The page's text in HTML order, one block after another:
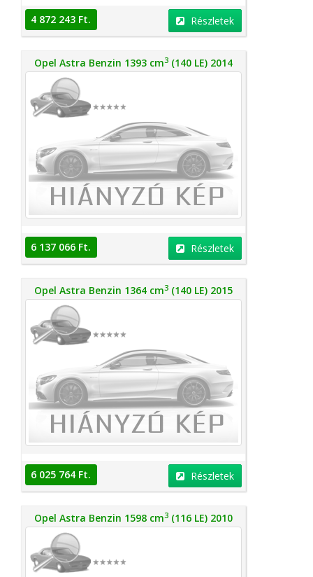
4 872 243 Ft. Részletek
Opel Astra Benzin 1393 cm3 (140 LE) 2014
6 137 066 Ft. Részletek
Opel Astra Benzin 1364 cm3 (140 LE) 2015
6 025 764 Ft. Részletek
Opel Astra Benzin 1598 cm3 (116 LE) 2010